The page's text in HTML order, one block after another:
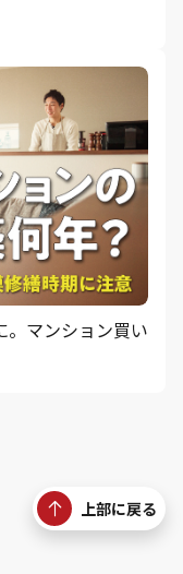
。マンション買い
上部に戻る